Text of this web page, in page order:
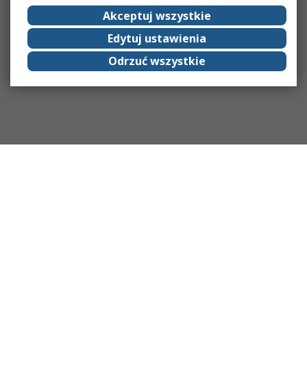
Akceptuj wszystkie
Edytuj ustawienia
Odrzuć wszystkie